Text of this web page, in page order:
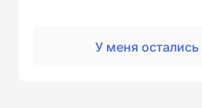
У меня